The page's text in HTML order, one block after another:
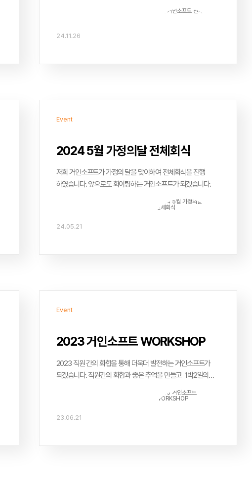
24.11.26
Event
2024 5월 가정의달 전체회식
저희 거인소프트가 가정의 달을 맞이하여 전체회식을 진행
하였습니다. 앞으로도 화이팅하는 거인소프트가 되겠습니다.
24.05.21
Event
2023 거인소프트 WORKSHOP
2023 직원 간의 화합을 통해 더욱더 발전하는 거인소프트가
되겠습니다. 직원간의 화합과 좋은 추억을 만들고 1박2일의
23.06.21